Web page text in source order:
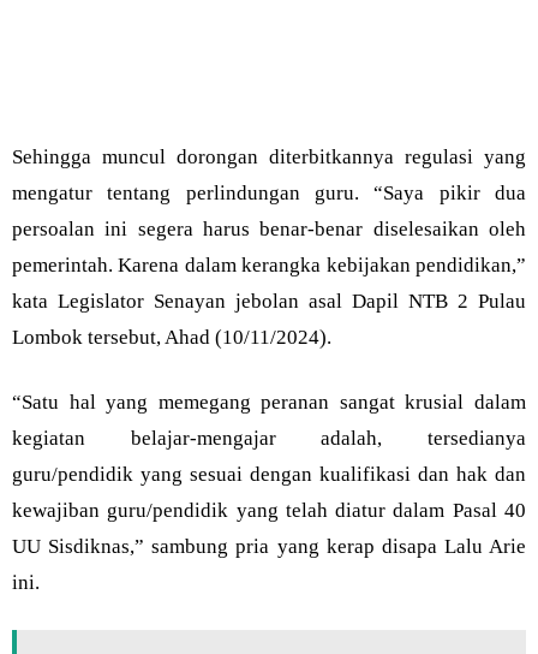
Sehingga muncul dorongan diterbitkannya regulasi yang
mengatur tentang perlindungan guru. “Saya pikir dua
persoalan ini segera harus benar-benar diselesaikan oleh
pemerintah. Karena dalam kerangka kebijakan pendidikan,”
kata Legislator Senayan jebolan asal Dapil NTB 2 Pulau
Lombok tersebut, Ahad (10/11/2024).
“Satu hal yang memegang peranan sangat krusial dalam
kegiatan belajar-mengajar adalah, tersedianya
guru/pendidik yang sesuai dengan kualifikasi dan hak dan
kewajiban guru/pendidik yang telah diatur dalam Pasal 40
UU Sisdiknas,” sambung pria yang kerap disapa Lalu Arie
ini.